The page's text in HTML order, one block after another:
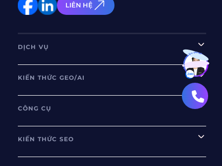
LIÊN HỆ
DỊCH VỤ
KIẾN THỨC GEO/AI
CÔNG CỤ
KIẾN THỨC SEO
Bạn muốn hiểu thêm?Xem chi tiết